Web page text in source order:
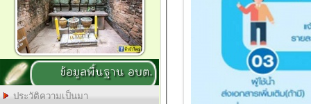
ข้อมูลพื้นฐาน อบต.
ประวัติความเป็นมา